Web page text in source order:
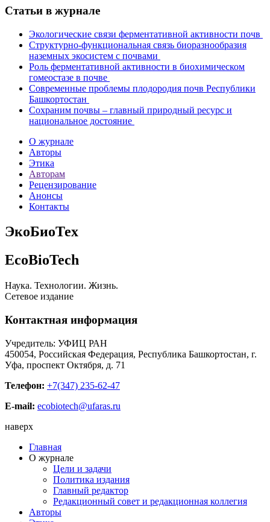
Статьи в журнале
Экологические связи ферментативной активности почв
Структурно-функциональная связь биоразнообразия
наземных экосистем с почвами
Роль ферментативной активности в биохимическом
гомеостазе в почве
Современные проблемы плодородия почв Республики
Башкортостан
Сохраним почвы – главный природный ресурс и
национальное достояние
О журнале
Авторы
Этика
Авторам
Рецензирование
Анонсы
Контакты
ЭкоБиоТех
EcoBioTech
Наука. Технологии. Жизнь.
Сетевое издание
Контактная информация
Учредитель: УФИЦ РАН
450054, Российская Федерация, Республика Башкортостан, г.
Уфа, проспект Октября, д. 71
Телефон: +7(347) 235-62-47
E-mail: ecobiotech@ufaras.ru
наверх
Главная
О журнале
Цели и задачи
Политика издания
Главный редактор
Редакционный совет и редакционная коллегия
Авторы